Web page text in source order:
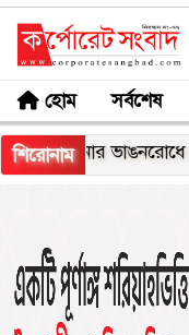
হোম সর্বশেষ
শিরোনামভাঙনরোধে জিও